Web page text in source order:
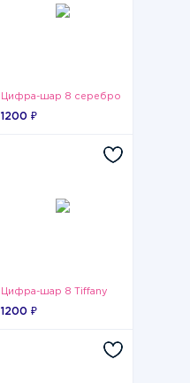
Цифра-шар 8 серебро
1200 ₽
Цифра-шар 8 Tiffany
1200 ₽